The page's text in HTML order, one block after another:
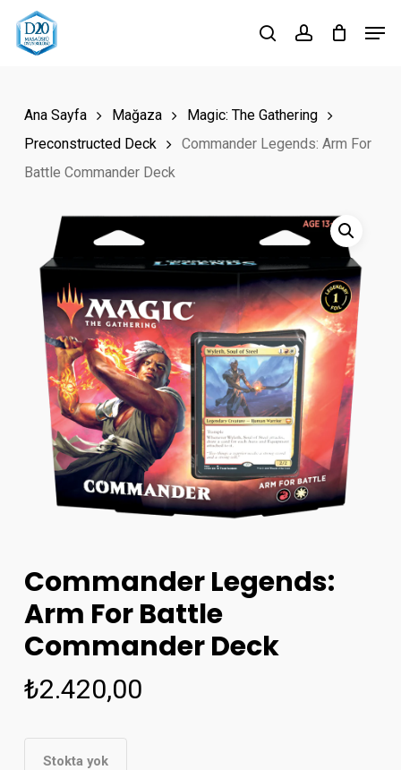
Skip
searchaccount
Ana Sayfa Mağaza
Magic: The Gathering
Preconstructed Deck
Commander Legends: Arm For
Battle Commander Deck
Commander Legends:
Arm For Battle
Commander Deck
₺2.420,00
Stokta yok